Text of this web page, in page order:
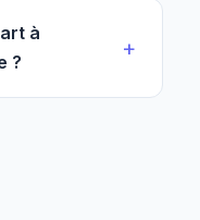
à
?